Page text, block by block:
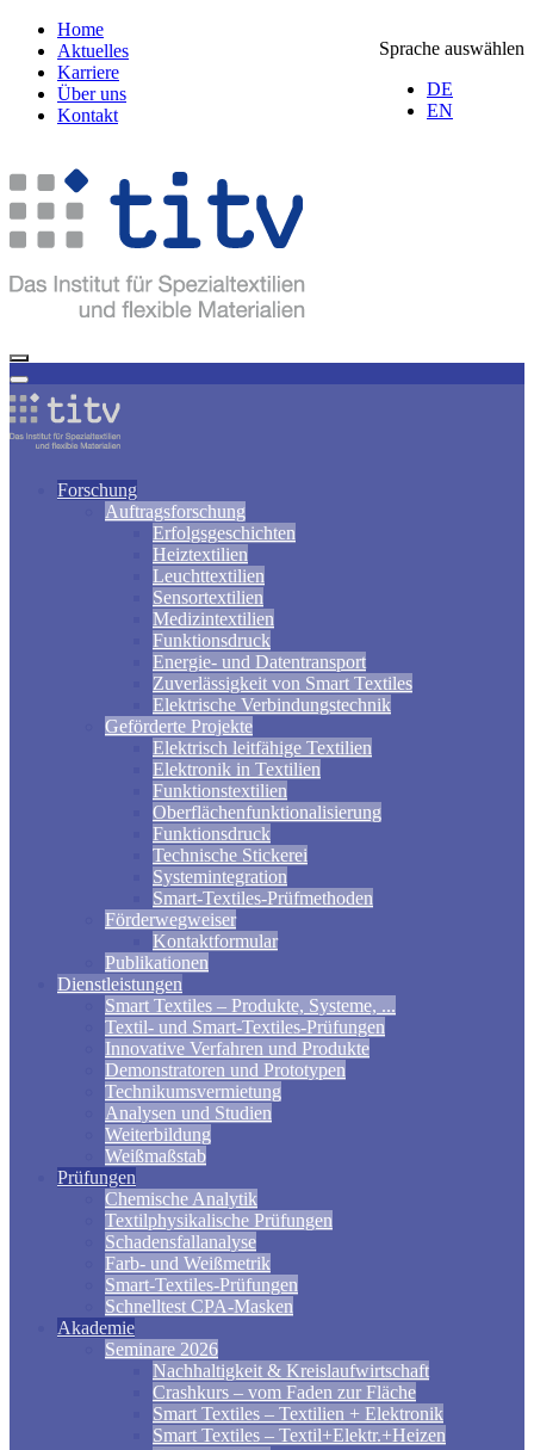
Sprache auswählen
DE
EN
Home
Aktuelles
Karriere
Über uns
Kontakt
Forschung
Auftragsforschung
Erfolgsgeschichten
Heiztextilien
Leuchttextilien
Sensortextilien
Medizintextilien
Funktionsdruck
Energie- und Datentransport
Zuverlässigkeit von Smart Textiles
Elektrische Verbindungstechnik
Geförderte Projekte
Elektrisch leitfähige Textilien
Elektronik in Textilien
Funktionstextilien
Oberflächenfunktionalisierung
Funktionsdruck
Technische Stickerei
Systemintegration
Smart-Textiles-Prüfmethoden
Förderwegweiser
Kontaktformular
Publikationen
Dienstleistungen
Smart Textiles – Produkte, Systeme, ...
Textil- und Smart-Textiles-Prüfungen
Innovative Verfahren und Produkte
Demonstratoren und Prototypen
Technikumsvermietung
Analysen und Studien
Weiterbildung
Weißmaßstab
Prüfungen
Chemische Analytik
Textilphysikalische Prüfungen
Schadensfallanalyse
Farb- und Weißmetrik
Smart-Textiles-Prüfungen
Schnelltest CPA-Masken
Akademie
Seminare 2026
Nachhaltigkeit & Kreislaufwirtschaft
Crashkurs – vom Faden zur Fläche
Smart Textiles – Textilien + Elektronik
Smart Textiles – Textil+Elektr.+Heizen